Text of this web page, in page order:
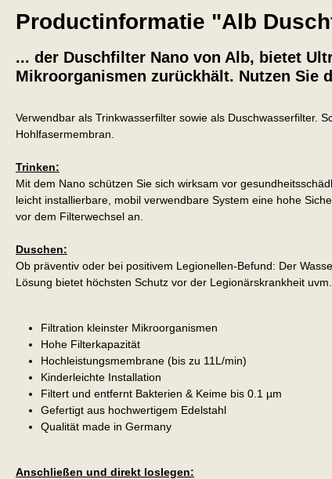
Productinformatie "Alb
... der Duschfilter Nano von Alb, bietet
Mikroorganismen zurückhält. Nutzen Sie
Verwendbar als Trinkwasserfilter sowie als Duschwasserfilter.
Hohlfasermembran.
Trinken:
Mit dem Nano schützen Sie sich wirksam vor
leicht installierbare, mobil verwendbare System eine hohe
vor dem Filterwechsel an.
Duschen:
Ob präventiv oder bei positivem Legionellen-Befund: Der
Lösung bietet höchsten Schutz vor der Legionärskrankheit uvm.
Filtration kleinster Mikroorganismen
Hohe Filterkapazität
Hochleistungsmembrane (bis zu 11L/min)
Kinderleichte Installation
Filtert und entfernt Bakterien & Keime bis 0.1 µm
Gefertigt aus hochwertigem Edelstahl
Qualität made in Germany
Anschließen und direkt loslegen: